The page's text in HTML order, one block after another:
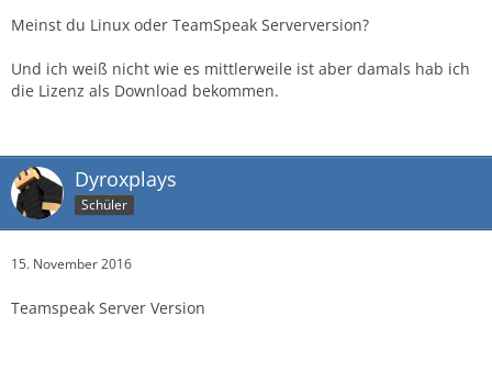
Meinst du Linux oder TeamSpeak Serverversion?
Und ich weiß nicht wie es mittlerweile ist aber damals hab ich
die Lizenz als Download bekommen.
Dyroxplays
Schüler
15. November 2016
Teamspeak Server Version